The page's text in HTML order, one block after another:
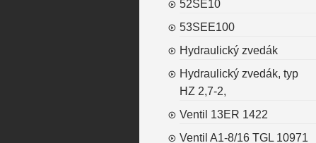
52SE10
53SEE100
Hydraulický zvedák
Hydraulický zvedák, typ
HZ 2,7-2,
Ventil 13ER 1422
Ventil A1-8/16 TGL 10971